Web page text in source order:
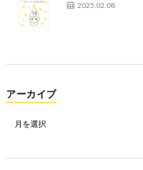
2025.02.08
アーカイブ